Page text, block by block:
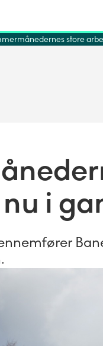
store
i